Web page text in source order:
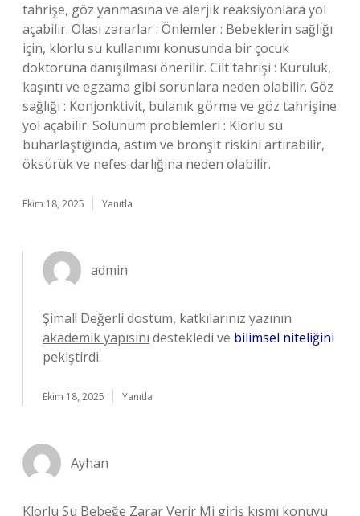
tahrişe, göz yanmasına ve alerjik reaksiyonlara yol
açabilir. Olası zararlar : Önlemler : Bebeklerin sağlığı
için, klorlu su kullanımı konusunda bir çocuk
doktoruna danışılması önerilir. Cilt tahrişi : Kuruluk,
kaşıntı ve egzama gibi sorunlara neden olabilir. Göz
sağlığı : Konjonktivit, bulanık görme ve göz tahrişine
yol açabilir. Solunum problemleri : Klorlu su
buharlaştığında, astım ve bronşit riskini artırabilir,
öksürük ve nefes darlığına neden olabilir.
Ekim 18, 2025 Yanıtla
admin
Şimal! Değerli dostum, katkılarınız yazının
akademik yapısını destekledi ve bilimsel niteliğini
pekiştirdi.
Ekim 18, 2025 Yanıtla
Ayhan
Klorlu Su Bebeğe Zarar Verir Mi giriş kısmı konuyu